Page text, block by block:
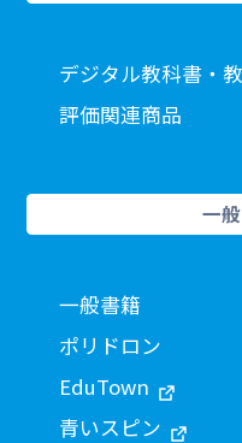
デジタル教科書・
評価関連商品
一
一般書籍
ポリドロン
EduTown
青いスピン